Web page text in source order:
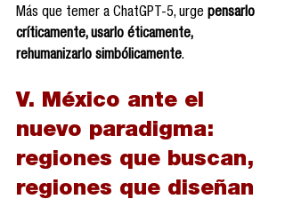
Más que temer a ChatGPT-5, urge pensarlo
críticamente, usarlo éticamente,
rehumanizarlo simbólicamente.
V. México ante el
nuevo paradigma:
regiones que buscan,
regiones que diseñan